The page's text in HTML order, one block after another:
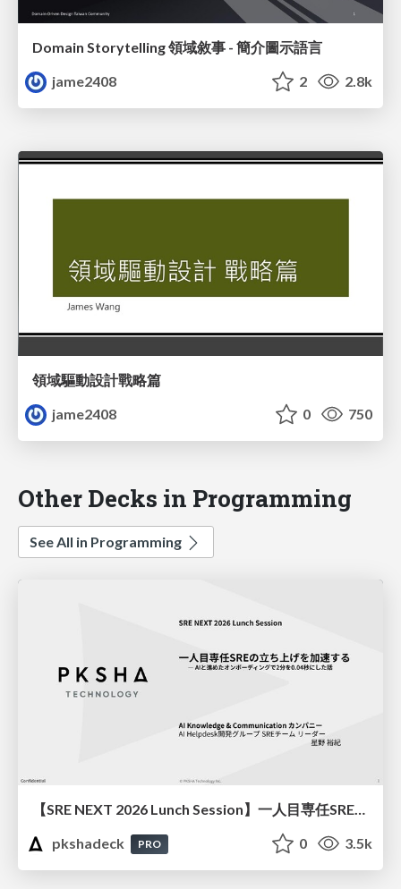
Domain Storytelling 領域敘事 - 簡介圖示語言
jame2408
2 2.8k
領域驅動設計戰略篇
jame2408
0 750
Other Decks in Programming
See All in Programming
pkshadeck
PRO 0 3.5k